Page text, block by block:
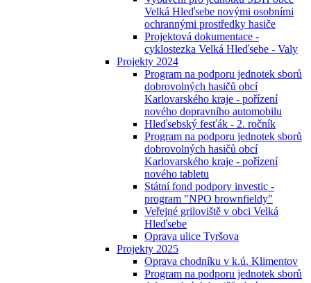
Velká Hleďsebe novými osobními
ochrannými prostředky hasiče
Projektová dokumentace -
cyklostezka Velká Hleďsebe - Valy
Projekty 2024
Program na podporu jednotek sborů
dobrovolných hasičů obcí
Karlovarského kraje - pořízení
nového dopravního automobilu
Hleďsebský fesťák - 2. ročník
Program na podporu jednotek sborů
dobrovolných hasičů obcí
Karlovarského kraje - pořízení
nového tabletu
Státní fond podpory investic -
program "NPO brownfieldy"
Veřejné griloviště v obci Velká
Hleďsebe
Oprava ulice Tyršova
Projekty 2025
Oprava chodníku v k.ú. Klimentov
Program na podporu jednotek sborů